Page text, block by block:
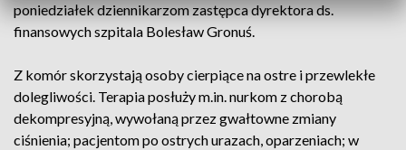
poniedziałek dziennikarzom zastępca dyrektora ds.
finansowych szpitala Bolesław Gronuś.
Z komór skorzystają osoby cierpiące na ostre i przewlekłe
dolegliwości. Terapia posłuży m.in. nurkom z chorobą
dekompresyjną, wywołaną przez gwałtowne zmiany
ciśnienia; pacjentom po ostrych urazach, oparzeniach; w